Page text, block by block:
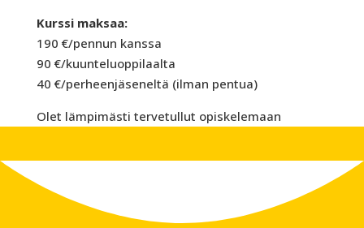
Kurssi maksaa:
190 €/pennun kanssa
90 €/kuunteluoppilaalta
40 €/perheenjäseneltä (ilman pentua)
Olet lämpimästi tervetullut opiskelemaan